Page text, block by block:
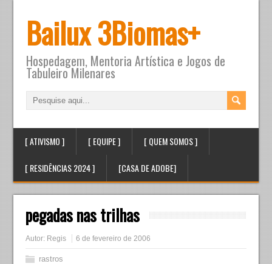
Bailux 3Biomas+
Hospedagem, Mentoria Artística e Jogos de
Tabuleiro Milenares
[ ATIVISMO ] [ EQUIPE ] [ QUEM SOMOS ]
[ RESIDÊNCIAS 2024 ] [CASA DE ADOBE]
pegadas nas trilhas
Autor: Regis 6 de fevereiro de 2006
rastros